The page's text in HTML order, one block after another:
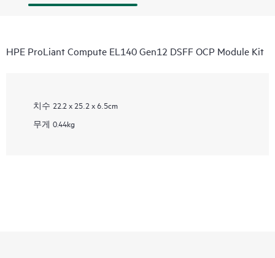
HPE ProLiant Compute EL140 Gen12 DSFF OCP Module Kit
치수 22.2 x 25.2 x 6.5cm
무게 0.44kg